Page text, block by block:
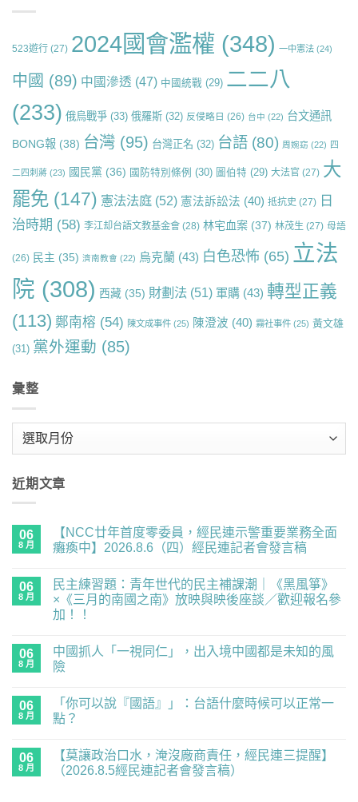
523遊行 (27) 2024國會濫權 (348) 一中憲法 (24)
中國 (89) 中國滲透 (47) 中國統戰 (29) 二二八
(233) 俄烏戰爭 (33) 俄羅斯 (32) 反侵略日 (26) 台中 (22) 台文通訊
BONG報 (38) 台灣 (95) 台灣正名 (32) 台語 (80) 周婉窈 (22) 四
二四刺蔣 (23) 國民黨 (36) 國防特別條例 (30) 圖伯特 (29) 大法官 (27) 大
罷免 (147) 憲法法庭 (52) 憲法訴訟法 (40) 抵抗史 (27) 日
治時期 (58) 李江却台語文教基金會 (28) 林宅血案 (37) 林茂生 (27) 母語
(26) 民主 (35) 濟南教會 (22) 烏克蘭 (43) 白色恐怖 (65) 立法
院 (308) 西藏 (35) 財劃法 (51) 軍購 (43) 轉型正義
(113) 鄭南榕 (54) 陳文成事件 (25) 陳澄波 (40) 霧社事件 (25) 黃文雄
(31) 黨外運動 (85)
彙整
近期文章
06
8 月
【NCC廿年首度零委員，經民連示警重要業務全面
癱瘓中】2026.8.6（四）經民連記者會發言稿
廿
首
度
員，
經
民
要
留
言
06
8 月
民主練習題：青年世代的民主補課潮｜《黑風箏》
×《三月的南國之南》放映與映後座談／歡迎報名參
加！！
主
練
習
世
代
留
言
06
8 月
中國抓人「一視同仁」，出入境中國都是未知的風
險
抓
人
仁」，
言
06
8 月
「你可以說『國語』」：台語什麼時候可以正常一
點？
06
8 月
【莫讓政治口水，淹沒廠商責任，經民連三提醒】
（2026.8.5經民連記者會發言稿）